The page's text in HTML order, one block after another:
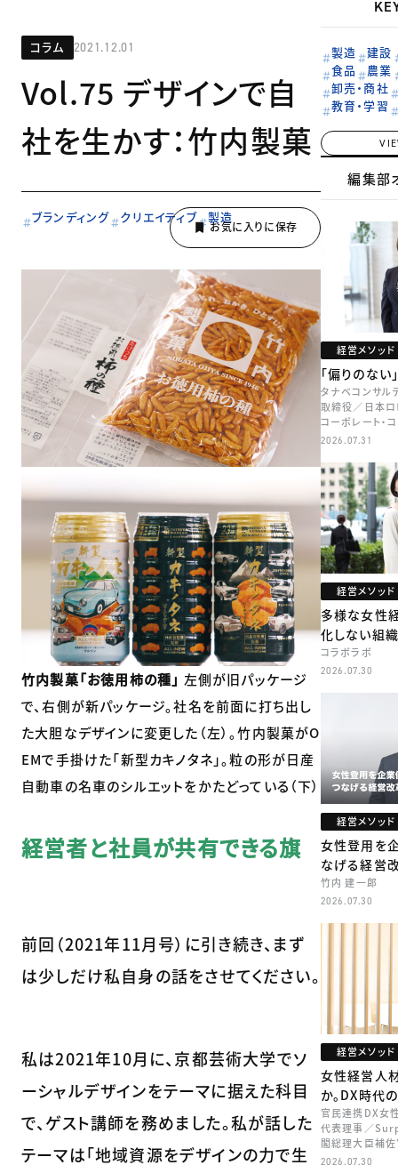
コラム 2021.12.01
Vol.75 デザインで自
社を生かす：竹内製菓
ブランディング クリエイティブ 製造
竹内製菓「お徳用柿の種」 左側が旧パッケージ
で、右側が新パッケージ。社名を前面に打ち出し
た大胆なデザインに変更した（左）。竹内製菓がO
EMで手掛けた「新型カキノタネ」。粒の形が日産
自動車の名車のシルエットをかたどっている（下）
経営者と社員が共有できる旗
前回（2021年11月号）に引き続き、まず
は少しだけ私自身の話をさせてください。
私は2021年10月に、京都芸術大学でソ
ーシャルデザインをテーマに据えた科目
で、ゲスト講師を務めました。私が話した
テーマは「地域資源をデザインの力で生
製造
建設
食品
農業
卸売・商社
教育・学習
編集部
経営メソッド
「偏りのな
タナベコンサル
取締役／日本
コーポレート・
本部長／キャリ
2026.07.31
経営メソッド
多様な女性
化しない組織
コラボラボ
2026.07.30
経営メソッド
女性登用を
なげる経営
竹内 建一郎
2026.07.30
経営メソッド
女性経営人
か。DX時代
官民連携DX女
代表理事／
閣総理大臣補佐
矢田 稚子
2026.07.30